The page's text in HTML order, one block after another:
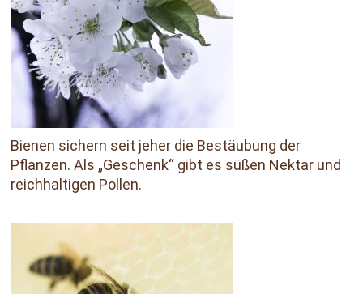
Bienen sichern seit jeher die Bestäubung der
Pflanzen. Als „Geschenk“ gibt es süßen Nektar und
reichhaltigen Pollen.